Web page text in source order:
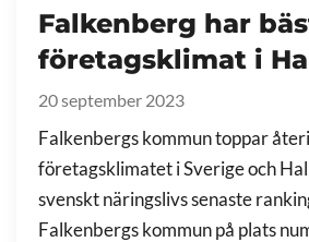
Falkenberg har
företagsklimat i
20 september 2023
Falkenbergs kommun toppar
företagsklimatet i Sverige och
svenskt näringslivs senaste
Falkenbergs kommun på plats